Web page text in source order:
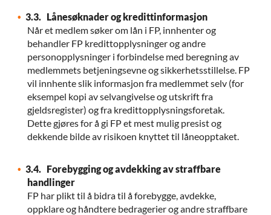
3.3. Lånesøknader og kredittinformasjon
Når et medlem søker om lån i FP, innhenter og
behandler FP kredittopplysninger og andre
personopplysninger i forbindelse med beregning av
medlemmets betjeningsevne og sikkerhetsstillelse. FP
vil innhente slik informasjon fra medlemmet selv (for
eksempel kopi av selvangivelse og utskrift fra
gjeldsregister) og fra kredittopplysningsforetak.
Dette gjøres for å gi FP et mest mulig presist og
dekkende bilde av risikoen knyttet til låneopptaket.
3.4. Forebygging og avdekking av straffbare
handlinger
FP har plikt til å bidra til å forebygge, avdekke,
oppklare og håndtere bedragerier og andre straffbare